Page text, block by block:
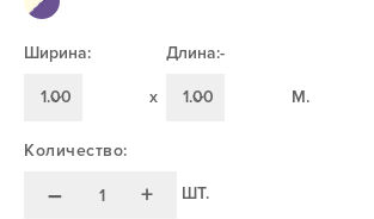
Ширина:
1.00 x
Длина:-
1.00 M.
Количество:
– + ШТ.